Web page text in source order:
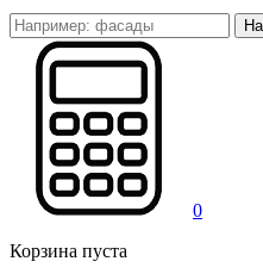
0
Корзина пуста